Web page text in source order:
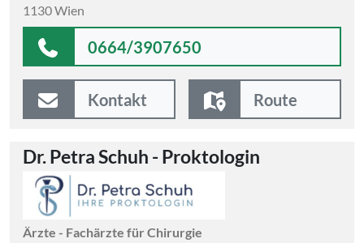
1130 Wien
0664/3907650
Kontakt Route
Dr. Petra Schuh - Proktologin
Ärzte - Fachärzte für Chirurgie